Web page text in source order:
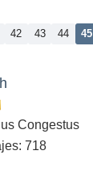
42 43 44 45
Congestus
718